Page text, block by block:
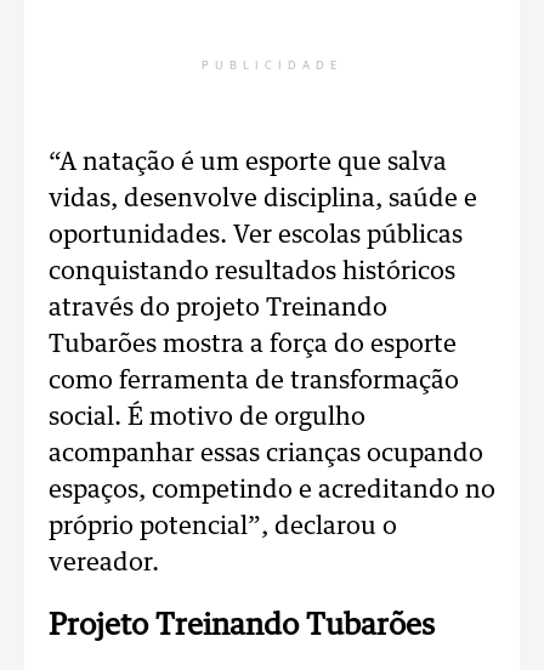
PUBLICIDADE
“A natação é um esporte que salva
vidas, desenvolve disciplina, saúde e
oportunidades. Ver escolas públicas
conquistando resultados históricos
através do projeto Treinando
Tubarões mostra a força do esporte
como ferramenta de transformação
social. É motivo de orgulho
acompanhar essas crianças ocupando
espaços, competindo e acreditando no
próprio potencial”, declarou o
vereador.
Projeto Treinando Tubarões